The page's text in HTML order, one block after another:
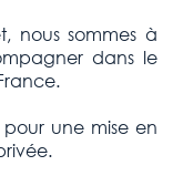
nous sommes à
dans le
une mise en